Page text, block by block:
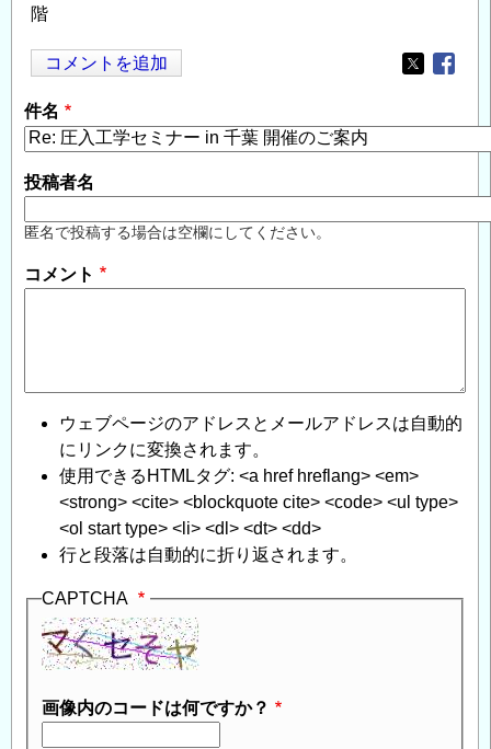
階
コメントを追加
Opens in
件名
投稿者名
匿名で投稿する場合は空欄にしてください。
コメント
ウェブページのアドレスとメールアドレスは自動的
にリンクに変換されます。
使用できるHTMLタグ: <a href hreflang> <em>
<strong> <cite> <blockquote cite> <code> <ul type>
<ol start type> <li> <dl> <dt> <dd>
行と段落は自動的に折り返されます。
CAPTCHA
画像内のコードは何ですか？